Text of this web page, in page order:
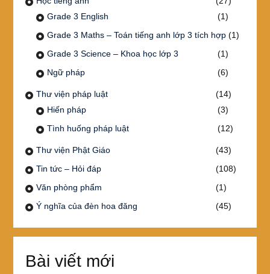
Grade 3 English
(1)
Grade 3 Maths – Toán tiếng anh lớp 3 tích hợp(1)
Grade 3 Science – Khoa học lớp 3
(1)
Ngữ pháp
(6)
Thư viện pháp luật
(14)
Hiến pháp
(3)
Tình huống pháp luật
(12)
Thư viện Phật Giáo
(43)
Tin tức – Hỏi đáp
(108)
Văn phòng phẩm
(1)
Ý nghĩa của đèn hoa đăng
(45)
Bài viết mới